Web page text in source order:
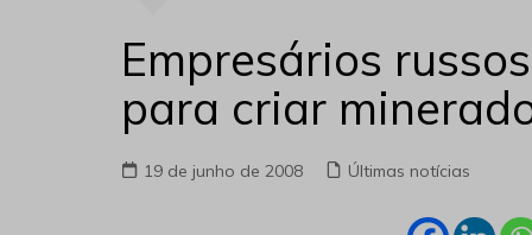
Empresários
para criar
19 de junho de 2008 Últimas notícias